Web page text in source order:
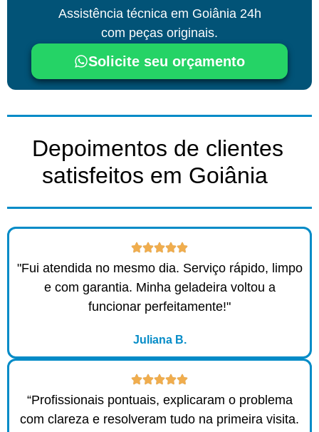
Assistência técnica em Goiânia24h
com peças originais.
Solicite seu orçamento
Depoimentos de clientes
satisfeitos em Goiânia ​
"Fui atendida no mesmo dia. Serviço rápido, limpo
e com garantia. Minha geladeira voltou a
funcionar perfeitamente!"
Juliana B.
“Profissionais pontuais, explicaram o problema
com clareza e resolveram tudo na primeira visita.